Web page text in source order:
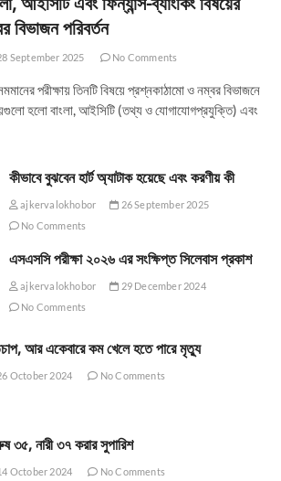
বিভাজন পরিবর্তন
September 2025 No Comments
পরীক্ষায় তিনটি বিষয়ে প্রশ্নকাঠামো ও নম্বর বিভাজনে
হলো বাংলা, আইসিটি (তথ্য ও যোগাযোগপ্রযুক্তি) এবং
কীভাবে বুঝবেন হার্ট অ্যাটাক হয়েছে এবং করণীয় কী
ajkervalokhobor
26 September 2025
No Comments
এসএসসি পরীক্ষা ২০২৬ এর সংক্ষিপ্ত সিলেবাস প্রকাশ
ajkervalokhobor
29 December 2024
No Comments
আর একেবারে কম খেলে হতে পারে মৃত্যু
October 2024 No Comments
৩৫, নারী ৩৭ করার সুপারিশ
October 2024 No Comments